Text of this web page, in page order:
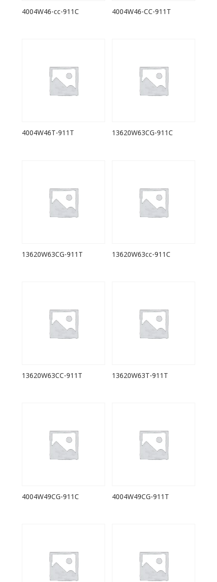
4004W46-cc-911C 4004W46-CC-911T
4004W46T-911T 13620W63CG-911C
13620W63CG-911T 13620W63cc-911C
13620W63CC-911T 13620W63T-911T
4004W49CG-911C 4004W49CG-911T